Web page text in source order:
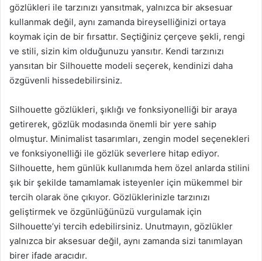
gözlükleri ile tarzınızı yansıtmak, yalnızca bir aksesuar
kullanmak değil, aynı zamanda bireyselliğinizi ortaya
koymak için de bir fırsattır. Seçtiğiniz çerçeve şekli, rengi
ve stili, sizin kim olduğunuzu yansıtır. Kendi tarzınızı
yansıtan bir Silhouette modeli seçerek, kendinizi daha
özgüvenli hissedebilirsiniz.
Silhouette gözlükleri, şıklığı ve fonksiyonelliği bir araya
getirerek, gözlük modasında önemli bir yere sahip
olmuştur. Minimalist tasarımları, zengin model seçenekleri
ve fonksiyonelliği ile gözlük severlere hitap ediyor.
Silhouette, hem günlük kullanımda hem özel anlarda stilini
şık bir şekilde tamamlamak isteyenler için mükemmel bir
tercih olarak öne çıkıyor. Gözlüklerinizle tarzınızı
geliştirmek ve özgünlüğünüzü vurgulamak için
Silhouette’yi tercih edebilirsiniz. Unutmayın, gözlükler
yalnızca bir aksesuar değil, aynı zamanda sizi tanımlayan
birer ifade aracıdır.